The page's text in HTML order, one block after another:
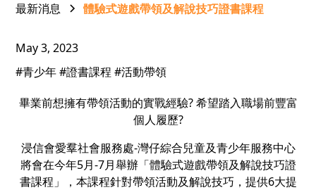
最新消息 體驗式遊戲帶領及解說技巧證書課程
May 3, 2023
#青少年 #證書課程 #活動帶領
畢業前想擁有帶領活動的實戰經驗? 希望踏入職場前豐富
個人履歷?
浸信會愛羣社會服務處-灣仔綜合兒童及青少年服務中心
將會在今年5月-7月舉辦「體驗式遊戲帶領及解說技巧證
書課程」，本課程針對帶領活動及解說技巧，提供6大提